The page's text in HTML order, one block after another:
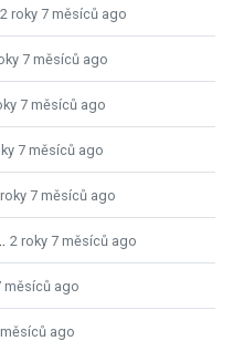
2 roky 7 měsíců ago
7 měsíců ago
7 měsíců ago
7 měsíců ago
7 měsíců ago
2 roky 7 měsíců ago
měsíců ago
ago